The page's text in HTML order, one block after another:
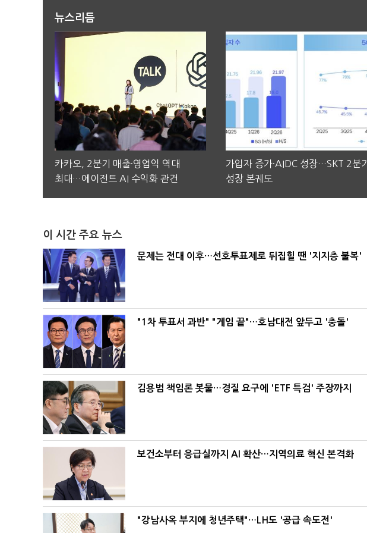
뉴스리듬
카카오, 2분기 매출·영업익 역대
최대…에이전트 AI 수익화 관건
가입자 증가·AIDC 성장…SKT 2분기
성장 본궤도
이 시간 주요 뉴스
문제는 전대 이후…선호투표제로 뒤집힐 땐 '지지층 불복'
"1차 투표서 과반" "게임 끝"…호남대전 앞두고 '충돌'
김용범 책임론 봇물…경질 요구에 'ETF 특검' 주장까지
보건소부터 응급실까지 AI 확산…지역의료 혁신 본격화
"강남사옥 부지에 청년주택"…LH도 '공급 속도전'